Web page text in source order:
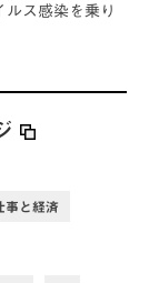
ス感染を乗り
と経済